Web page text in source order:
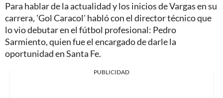
Para hablar de la actualidad y los inicios de Vargas en su
carrera, 'Gol Caracol' habló con el director técnico que
lo vio debutar en el fútbol profesional: Pedro
Sarmiento, quien fue el encargado de darle la
oportunidad en Santa Fe.
PUBLICIDAD